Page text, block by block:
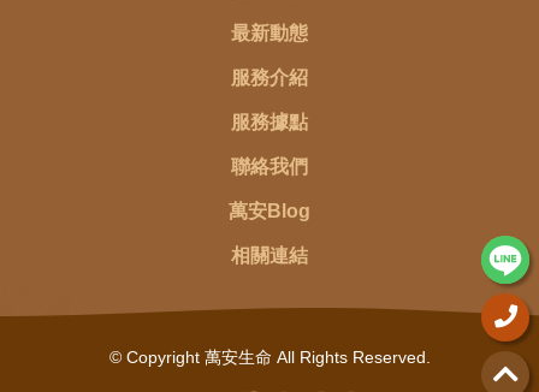
最新動態
服務介紹
服務據點
聯絡我們
萬安Blog
相關連結
© Copyright 萬安生命 All Rights Reserved.